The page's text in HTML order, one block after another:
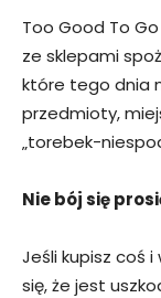
Too Good To
ze sklepami
które tego dnia
przedmioty,
„torebek-
Nie bój się
Jeśli kupisz coś
się, że jest